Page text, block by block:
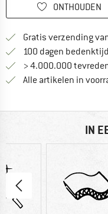
ONTHOUDEN
Gratis verzending
100 dagen bedenktijd
> 4.000.000
Alle artikelen in
IN